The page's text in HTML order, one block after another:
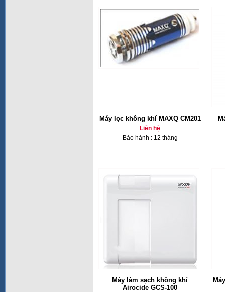
Máy lọc không khí MAXQ CM201
Liên hệ
Bảo hành : 12 tháng
Máy làm sạch không khí
Airocide GCS-100